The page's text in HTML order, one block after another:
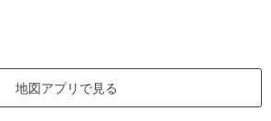
地図アプリで見る